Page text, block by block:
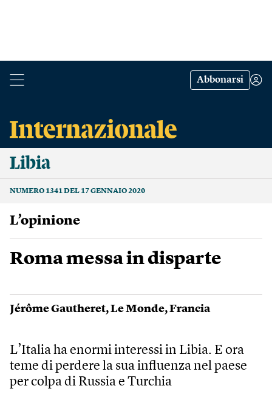
Abbonarsi
Libia
NUMERO 1341 DEL 17 GENNAIO 2020
L’opinione
Roma messa in disparte
Jérôme Gautheret,Le Monde,Francia
L’Italia ha enormi interessi in Libia. E ora
teme di perdere la sua influenza nel paese
per colpa di Russia e Turchia